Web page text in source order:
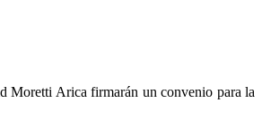
Moretti Arica firmarán un convenio para la